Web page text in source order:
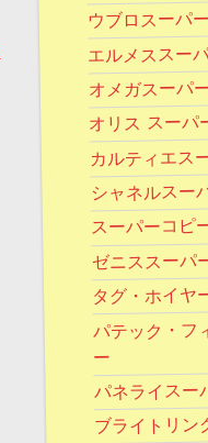
ウブロスーパ
エルメススー
オメガスーパ
オリス スーパ
カルティエス
シャネルスー
スーパーコピ
ゼニススーパ
タグ・ホイヤ
パテック・フ
ー
パネライスー
ブライトリン